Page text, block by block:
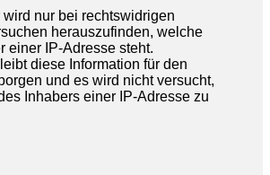
wird nur bei rechtswidrigen
herauszufinden, welche
einer IP-Adresse steht.
diese Information für den
und es wird nicht versucht,
Inhabers einer IP-Adresse zu